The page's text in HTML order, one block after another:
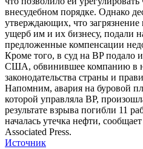
внесудебном порядке. Однако
утверждающих, что загрязнение
ущерб им и их бизнесу, подали
предложенные компенсации
Кроме того, в суд на BP подало
США, обвинившее компанию в
законодательства страны и
Напомним, авария на буровой
которой управляла BP,
результате взрыва погибли 11
началась утечка нефти,
Associated Press.
Источник